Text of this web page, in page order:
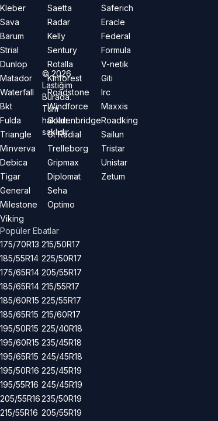
Kleber
Sava
Barum
Strial
Dunlop
Matador
Waterfall
Bkt
Fulda
Triangle
Minverva
Debica
Tigar
General
Milestone
Viking
Saetta
Radar
Kelly
Sentury
Rotalla
Kinforest
Roadstone
Windforce
Goldenbridge
Gt Radial
Trelleborg
Gripmax
Diplomat
Seha
Optimo
Saferich
Eracle
Federal
Formula
V-netik
Giti
Irc
Maxxis
Roadking
Sailun
Tristar
Unistar
Zetum
Popüler Ebatlar
175/70R13
185/55R14
175/65R14
185/65R14
185/60R15
185/65R15
195/50R15
195/60R15
195/65R15
195/50R16
195/55R16
205/55R16
215/55R16
215/50R17
225/50R17
205/55R17
215/55R17
225/55R17
215/60R17
225/40R18
235/45R18
245/45R18
225/45R19
245/45R19
235/50R19
205/55R19
©2026
Lastiğim
Burada.
Tüm
hakları
saklıdır.